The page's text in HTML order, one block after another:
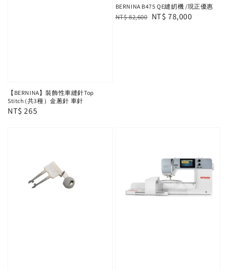
【BERNINA】裝飾性車縫針Top
Stitch (共3種）金蔥針 車針
Regular
NT$ 265
BERNINA B475 QE縫紉機 /現正優惠
Regular
NT$ 82,600 Sale
NT$ 78,000